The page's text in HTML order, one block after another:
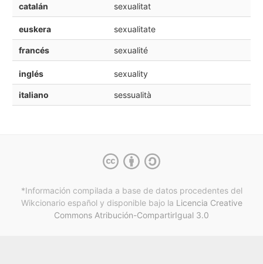
catalán sexualitat
euskera sexualitate
francés sexualité
inglés sexuality
italiano sessualità
*Información compilada a base de datos procedentes del
Wikcionario español y disponible bajo la Licencia Creative
Commons Atribución-CompartirIgual 3.0